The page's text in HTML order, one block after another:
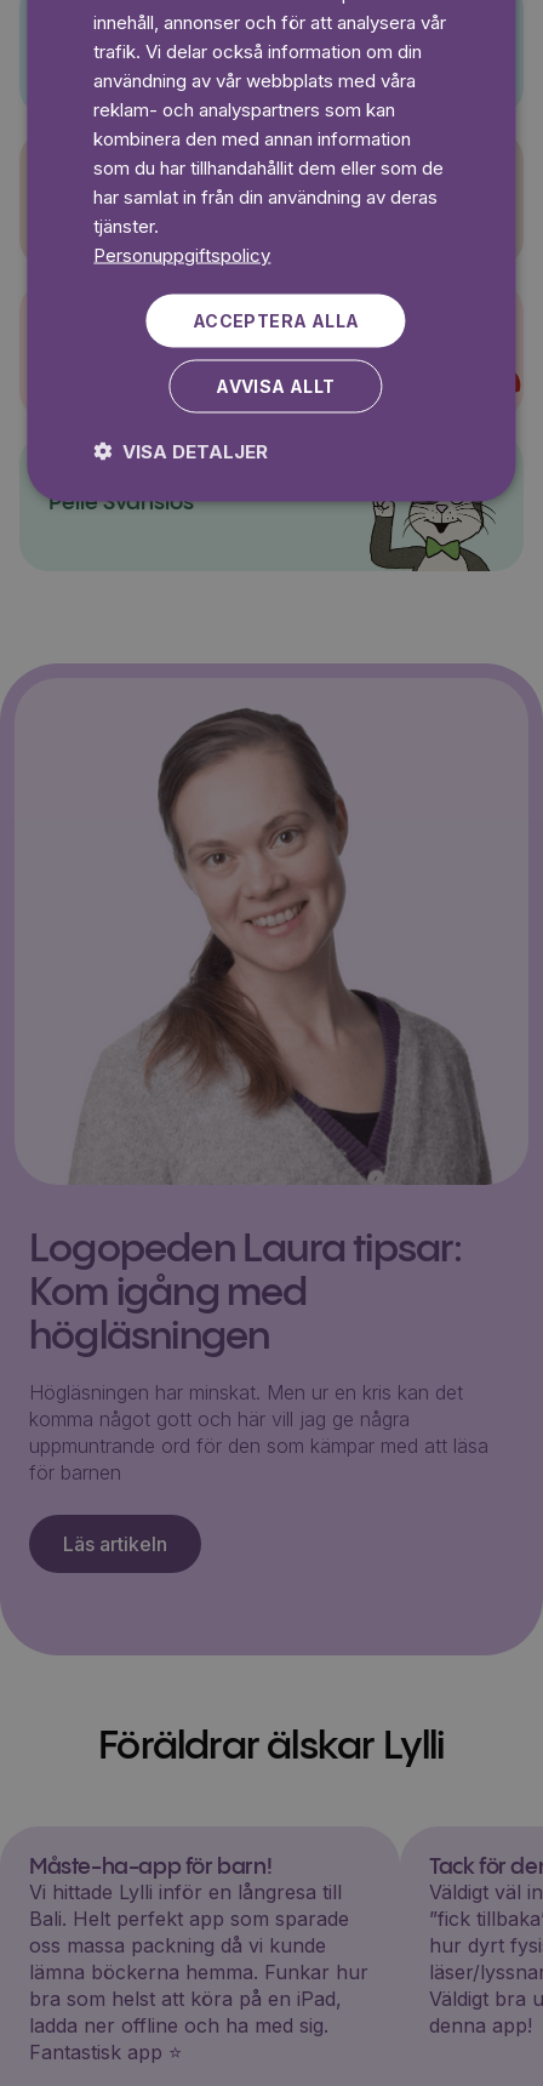
Sagasagor
Super-Charlie
Pelle Svanslös
Logopeden Laura tipsar:
Kom igång med
högläsningen
Högläsningen har minskat. Men ur en kris kan det
komma något gott och här vill jag ge några
uppmuntrande ord för den som kämpar med att läsa
för barnen
Läs artikeln
Föräldrar älskar Lylli
Måste-ha-app för barn!
Vi hittade Lylli inför en långresa till
Bali. Helt perfekt app som sparade
oss massa packning då vi kunde
lämna böckerna hemma. Funkar hur
bra som helst att köra på en iPad,
ladda ner offline och ha med sig.
Fantastisk app ⭐️
Tack för
Väldigt väl
”fick
hur dyrt
läser/
Väldigt bra
denna app!
innehåll, annonser och för att analysera vår
trafik. Vi delar också information om din
användning av vår webbplats med våra
reklam- och analyspartners som kan
kombinera den med annan information
som du har tillhandahållit dem eller som de
har samlat in från din användning av deras
tjänster.
Personuppgiftspolicy
ACCEPTERA ALLA
AVVISA ALLT
VISA DETALJER